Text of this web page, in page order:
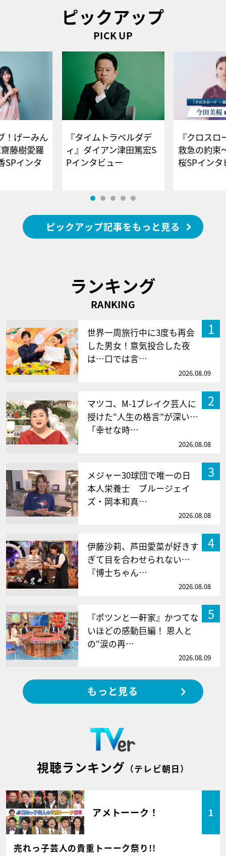
ピックアップ
PICK UP
！げーみん
藤樹愛羅
SPインタ
『タイムトラベルダデ
ィ』ダイアン津田篤宏S
Pインタビュー
『クロス
救急の約束
桜SPイ
ピックアップ記事をもっと見る
ランキング
RANKING
1
世界一周旅行中に3度も再会
した男女！意気投合した夜
は…口では言…
2026.08.09
2
マツコ、M-1ブレイク芸人に
授けた“人生の格言”が深い…
「幸せな時…
2026.08.08
3
メジャー30球団で唯一の日
本人栄養士 ブルージェイ
ズ・岡本和真…
2026.08.08
4
伊藤沙莉、芦田愛菜が好きす
ぎて目を合わせられない…
『博士ちゃん…
2026.08.08
5
『ポツンと一軒家』かつてな
いほどの感動巨編！ 恩人と
の“涙の再…
2026.08.09
もっと見る
視聴ランキング （テレビ朝日）
アメトーーク！ 1
売れっ子芸人の貴重トーーク祭り!!